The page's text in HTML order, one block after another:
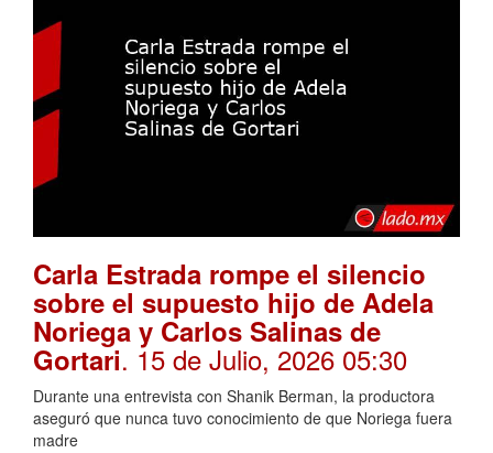
Carla Estrada rompe el silencio
sobre el supuesto hijo de Adela
Noriega y Carlos Salinas de
Gortari. 15 de Julio, 2026 05:30
Durante una entrevista con Shanik Berman, la productora
aseguró que nunca tuvo conocimiento de que Noriega fuera
madre